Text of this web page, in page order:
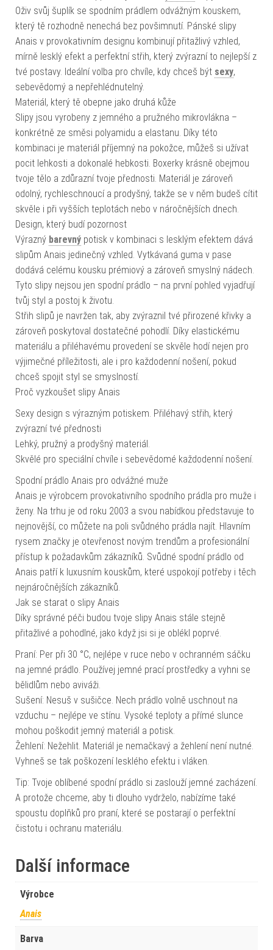
Oživ svůj šuplík se spodním prádlem odvážným kouskem,
který tě rozhodně nenechá bez povšimnutí. Pánské slipy
Anais v provokativním designu kombinují přitažlivý vzhled,
mírně lesklý efekt a perfektní střih, který zvýrazní to nejlepší z
tvé postavy. Ideální volba pro chvíle, kdy chceš být sexy,
sebevědomý a nepřehlédnutelný.
Materiál, který tě obepne jako druhá kůže
Slipy jsou vyrobeny z jemného a pružného mikrovlákna –
konkrétně ze směsi polyamidu a elastanu. Díky této
kombinaci je materiál příjemný na pokožce, můžeš si užívat
pocit lehkosti a dokonalé hebkosti. Boxerky krásně obejmou
tvoje tělo a zdůrazní tvoje přednosti. Materiál je zároveň
odolný, rychleschnoucí a prodyšný, takže se v něm budeš cítit
skvěle i při vyšších teplotách nebo v náročnějších dnech.
Design, který budí pozornost
Výrazný barevný potisk v kombinaci s lesklým efektem dává
slipům Anais jedinečný vzhled. Vytkávaná guma v pase
dodává celému kousku prémiový a zároveň smyslný nádech.
Tyto slipy nejsou jen spodní prádlo – na první pohled vyjadřují
tvůj styl a postoj k životu.
Střih slipů je navržen tak, aby zvýraznil tvé přirozené křivky a
zároveň poskytoval dostatečné pohodlí. Díky elastickému
materiálu a přiléhavému provedení se skvěle hodí nejen pro
výjimečné příležitosti, ale i pro každodenní nošení, pokud
chceš spojit styl se smyslností.
Proč vyzkoušet slipy Anais
Sexy design s výrazným potiskem. Přiléhavý střih, který
zvýrazní tvé přednosti
Lehký, pružný a prodyšný materiál.
Skvělé pro speciální chvíle i sebevědomé každodenní nošení.
Spodní prádlo Anais pro odvážné muže
Anais je výrobcem provokativního spodního prádla pro muže i
ženy. Na trhu je od roku 2003 a svou nabídkou představuje to
nejnovější, co můžete na poli svůdného prádla najít. Hlavním
rysem značky je otevřenost novým trendům a profesionální
přístup k požadavkům zákazníků. Svůdné spodní prádlo od
Anais patří k luxusním kouskům, které uspokojí potřeby i těch
nejnáročnějších zákazníků.
Jak se starat o slipy Anais
Díky správné péči budou tvoje slipy Anais stále stejně
přitažlivé a pohodlné, jako když jsi si je oblékl poprvé.
Praní: Per při 30 °C, nejlépe v ruce nebo v ochranném sáčku
na jemné prádlo. Používej jemné prací prostředky a vyhni se
bělidlům nebo aviváži.
Sušení: Nesuš v sušičce. Nech prádlo volně uschnout na
vzduchu – nejlépe ve stínu. Vysoké teploty a přímé slunce
mohou poškodit jemný materiál a potisk.
Žehlení: Nežehlit. Materiál je nemačkavý a žehlení není nutné.
Vyhneš se tak poškození lesklého efektu i vláken.
Tip: Tvoje oblíbené spodní prádlo si zaslouží jemné zacházení.
A protože chceme, aby ti dlouho vydrželo, nabízíme také
spoustu doplňků pro praní, které se postarají o perfektní
čistotu i ochranu materiálu.
Další informace
Výrobce
Anais
Barva